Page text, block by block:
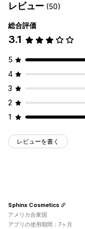
レビュー (50)
総合評価
3.1
5
4
3
2
1
レビューを書く
Sphinx Cosmetics
アメリカ合衆国
アプリの使用期間：7ヶ月